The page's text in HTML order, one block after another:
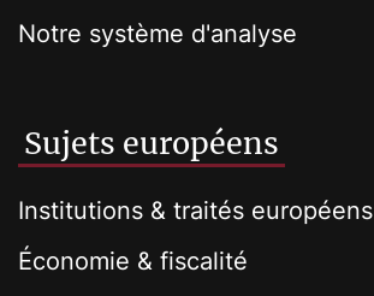
Notre système d'analyse
Sujets européens
Institutions & traités européens
Économie & fiscalité